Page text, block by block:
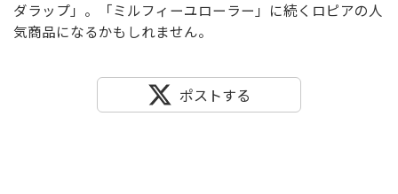
ダラップ」。「ミルフィーユローラー」に続くロピアの人
気商品になるかもしれません。
ポストする